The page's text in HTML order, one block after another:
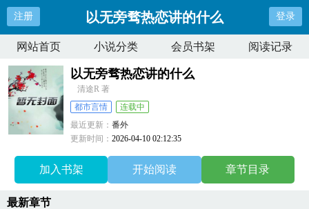
注册 以无旁骛热恋讲的什么 登录
网站首页 小说分类 会员书架 阅读记录
以无旁骛热恋讲的什么
清途R 著
都市言情
连载中
最近更新：番外
更新时间：2026-04-10 02:12:35
加入书架 开始阅读 章节目录
最新章节